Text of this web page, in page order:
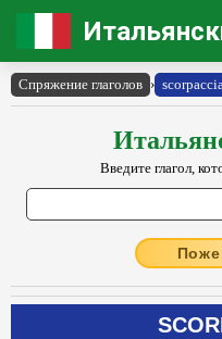
Спряжение глаголов ›
Введите глагол,